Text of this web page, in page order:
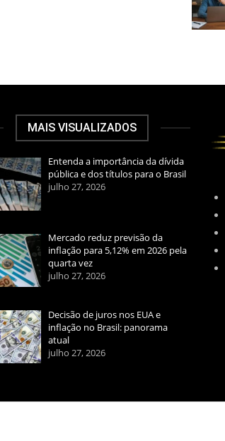
MAIS VISUALIZADOS
Entenda a importância da dívida
pública e dos títulos para o Brasil
julho 27, 2026
Mercado reduz previsão da
inflação para 5,12% em 2026 pela
quarta vez
julho 27, 2026
Decisão de juros nos EUA e
inflação no Brasil: panorama
atual
julho 27, 2026